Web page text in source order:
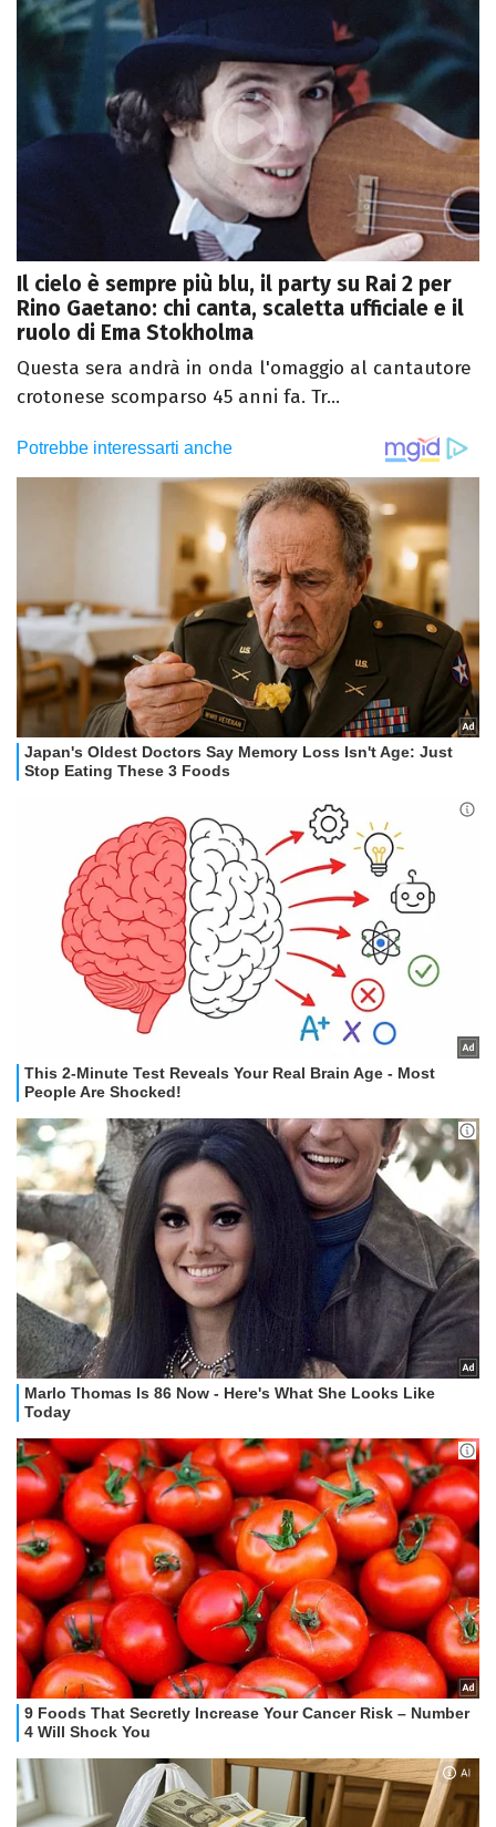
Il cielo è sempre più blu, il party su Rai 2 per
Rino Gaetano: chi canta, scaletta ufficiale e il
ruolo di Ema Stokholma
Questa sera andrà in onda l'omaggio al cantautore
crotonese scomparso 45 anni fa. Tr...